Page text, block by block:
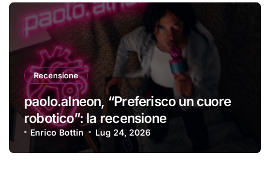
Recensione
paolo.alneon, “Preferisco un cuore
robotico”: la recensione
Enrico Bottin Lug 24, 2026